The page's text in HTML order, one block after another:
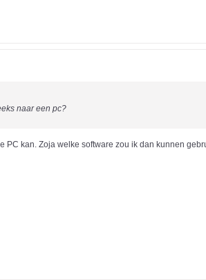
naar een pc?
PC kan. Zoja welke software zou ik dan kunnen